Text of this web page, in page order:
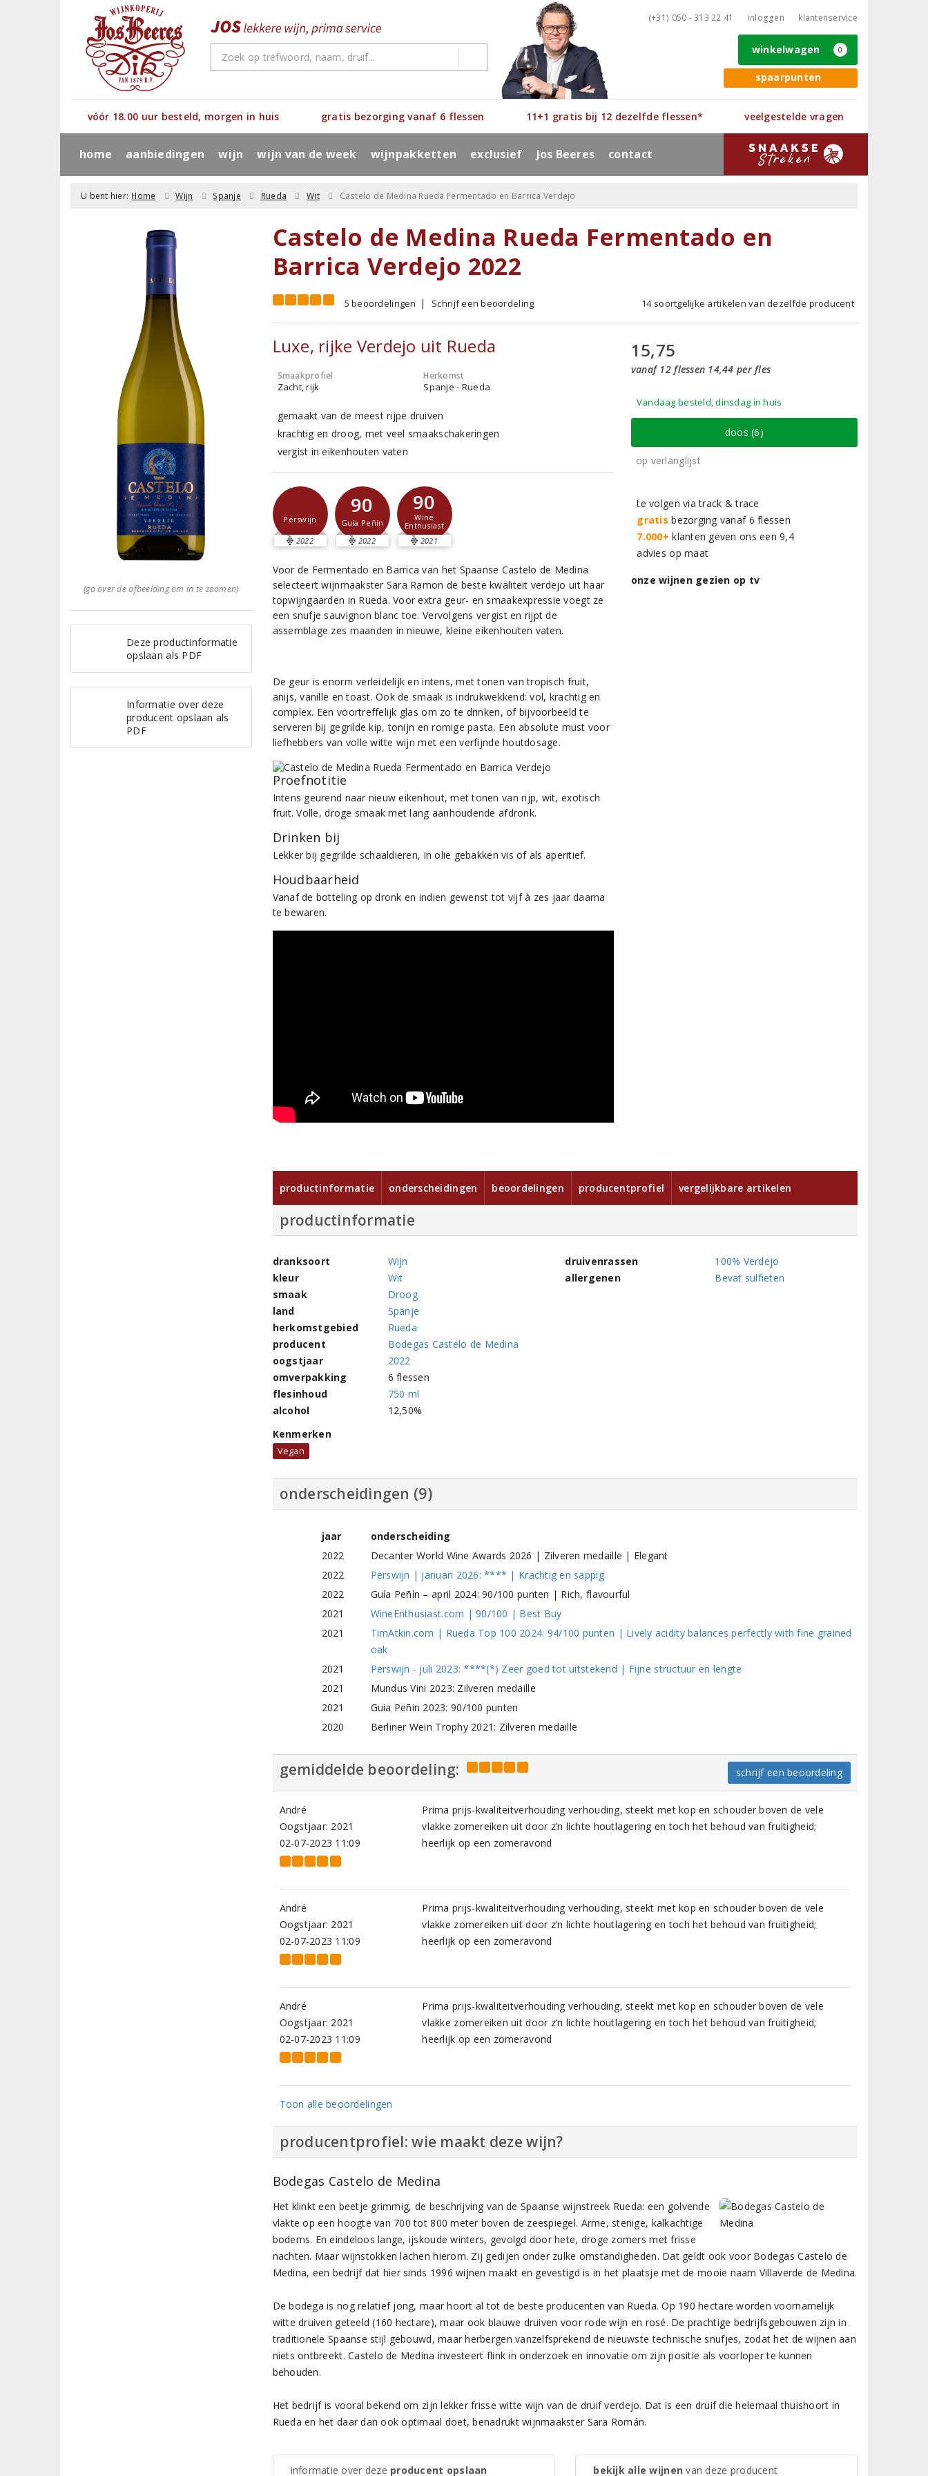
(+31) 050 - 313 22 41 inloggen klantenservice
spaarpunten
winkelwagen 0
vóór 18.00 uur besteld, morgen in huis gratis bezorging vanaf 6 flessen 11+1 gratis bij 12 dezelfde flessen* veelgestelde vragen
home aanbiedingen wijn wijn van de week wijnpakketten exclusief Jos Beeres contact
U bent hier: Home Wijn Spanje Rueda Wit Castelo de Medina Rueda Fermentado en Barrica Verdejo
(ga over de afbeelding om in te zoomen)
Deze productinformatie
opslaan als PDF
Informatie over deze
producent opslaan als
PDF
Castelo de Medina Rueda Fermentado en
Barrica Verdejo 2022
5 beoordelingen Schrijf een beoordeling 14 soortgelijke artikelen van dezelfde producent
Luxe, rijke Verdejo uit Rueda
Smaakprofiel
Zacht, rijk
Herkomst
Spanje - Rueda
gemaakt van de meest rijpe druiven
krachtig en droog, met veel smaakschakeringen
vergist in eikenhouten vaten
Perswijn
2022
90
Guía Peñín
2022
90
Wine
Enthusiast
2021
Voor de Fermentado en Barrica van het Spaanse Castelo de Medina
selecteert wijnmaakster Sara Ramon de beste kwaliteit verdejo uit haar
topwijngaarden in Rueda. Voor extra geur- en smaakexpressie voegt ze
een snufje sauvignon blanc toe. Vervolgens vergist en rijpt de
assemblage zes maanden in nieuwe, kleine eikenhouten vaten.
De geur is enorm verleidelijk en intens, met tonen van tropisch fruit,
anijs, vanille en toast. Ook de smaak is indrukwekkend: vol, krachtig en
complex. Een voortreffelijk glas om zo te drinken, of bijvoorbeeld te
serveren bij gegrilde kip, tonijn en romige pasta. Een absolute must voor
liefhebbers van volle witte wijn met een verfijnde houtdosage.
Proefnotitie
Intens geurend naar nieuw eikenhout, met tonen van rijp, wit, exotisch
fruit. Volle, droge smaak met lang aanhoudende afdronk.
Drinken bij
Lekker bij gegrilde schaaldieren, in olie gebakken vis of als aperitief.
Houdbaarheid
Vanaf de botteling op dronk en indien gewenst tot vijf à zes jaar daarna
te bewaren.
15,75
vanaf 12 flessen 14,44 per fles
Vandaag besteld, dinsdag in huis
doos (6)
op verlanglijst
te volgen via track & trace
gratis bezorging vanaf 6 flessen
7.000+ klanten geven ons een 9,4
advies op maat
onze wijnen gezien op tv
productinformatie onderscheidingen beoordelingen producentprofiel vergelijkbare artikelen
productinformatie
dranksoort
Wijn
kleur
Wit
smaak
Droog
land
Spanje
herkomstgebied
Rueda
producent
Bodegas Castelo de Medina
oogstjaar
2022
omverpakking
6 flessen
flesinhoud
750 ml
alcohol
12,50%
druivenrassen
100% Verdejo
allergenen
Bevat sulfieten
Kenmerken
Vegan
onderscheidingen (9)
jaar
onderscheiding
2022
Decanter World Wine Awards 2026 | Zilveren medaille | Elegant
2022
Perswijn | januari 2026: **** | Krachtig en sappig
2022
Guía Peñín – april 2024: 90/100 punten | Rich, flavourful
2021
WineEnthusiast.com | 90/100 | Best Buy
2021
TimAtkin.com | Rueda Top 100 2024: 94/100 punten | Lively acidity balances perfectly with fine grained
oak
2021
Perswijn - juli 2023: ****(*) Zeer goed tot uitstekend | Fijne structuur en lengte
2021
Mundus Vini 2023: Zilveren medaille
2021
Guia Peñin 2023: 90/100 punten
2020
Berliner Wein Trophy 2021: Zilveren medaille
gemiddelde beoordeling: schrijf een beoordeling
André
Oogstjaar: 2021
02-07-2023 11:09
Prima prijs-kwaliteitverhouding verhouding, steekt met kop en schouder boven de vele
vlakke zomereiken uit door z’n lichte houtlagering en toch het behoud van fruitigheid;
heerlijk op een zomeravond
André
Oogstjaar: 2021
02-07-2023 11:09
Prima prijs-kwaliteitverhouding verhouding, steekt met kop en schouder boven de vele
vlakke zomereiken uit door z’n lichte houtlagering en toch het behoud van fruitigheid;
heerlijk op een zomeravond
André
Oogstjaar: 2021
02-07-2023 11:09
Prima prijs-kwaliteitverhouding verhouding, steekt met kop en schouder boven de vele
vlakke zomereiken uit door z’n lichte houtlagering en toch het behoud van fruitigheid;
heerlijk op een zomeravond
Toon alle beoordelingen
producentprofiel: wie maakt deze wijn?
Bodegas Castelo de Medina
Het klinkt een beetje grimmig, de beschrijving van de Spaanse wijnstreek Rueda: een golvende
vlakte op een hoogte van 700 tot 800 meter boven de zeespiegel. Arme, stenige, kalkachtige
bodems. En eindeloos lange, ijskoude winters, gevolgd door hete, droge zomers met frisse
nachten. Maar wijnstokken lachen hierom. Zij gedijen onder zulke omstandigheden. Dat geldt ook voor Bodegas Castelo de
Medina, een bedrijf dat hier sinds 1996 wijnen maakt en gevestigd is in het plaatsje met de mooie naam Villaverde de Medina.
De bodega is nog relatief jong, maar hoort al tot de beste producenten van Rueda. Op 190 hectare worden voornamelijk
witte druiven geteeld (160 hectare), maar ook blauwe druiven voor rode wijn en rosé. De prachtige bedrijfsgebouwen zijn in
traditionele Spaanse stijl gebouwd, maar herbergen vanzelfsprekend de nieuwste technische snufjes, zodat het de wijnen aan
niets ontbreekt. Castelo de Medina investeert flink in onderzoek en innovatie om zijn positie als voorloper te kunnen
behouden.
Het bedrijf is vooral bekend om zijn lekker frisse witte wijn van de druif verdejo. Dat is een druif die helemaal thuishoort in
Rueda en het daar dan ook optimaal doet, benadrukt wijnmaakster Sara Román.
informatie over deze producent opslaan bekijk alle wijnen van deze producent